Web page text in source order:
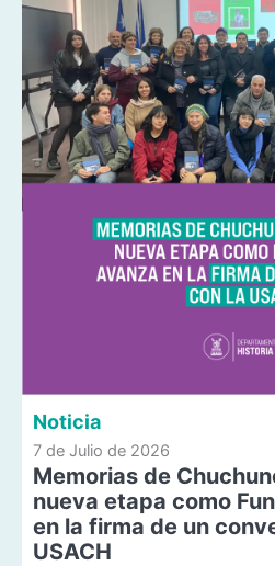
Noticia
7 de Julio de 2026
Memorias de
nueva etapa como
en la firma de un
USACH